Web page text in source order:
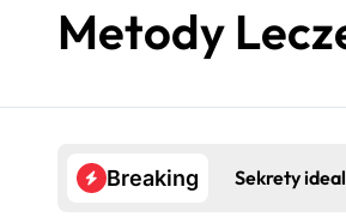
Metody
Breaking Sekrety